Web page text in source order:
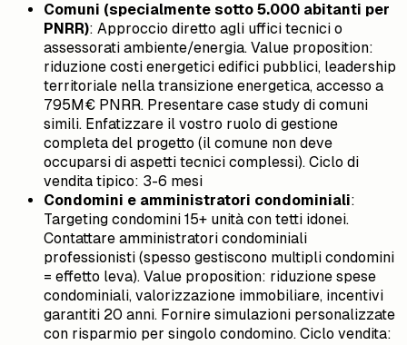
Comuni (specialmente sotto 5.000 abitanti per
PNRR): Approccio diretto agli uffici tecnici o
assessorati ambiente/energia. Value proposition:
riduzione costi energetici edifici pubblici, leadership
territoriale nella transizione energetica, accesso a
795M€ PNRR. Presentare case study di comuni
simili. Enfatizzare il vostro ruolo di gestione
completa del progetto (il comune non deve
occuparsi di aspetti tecnici complessi). Ciclo di
vendita tipico: 3-6 mesi
Condomini e amministratori condominiali:
Targeting condomini 15+ unità con tetti idonei.
Contattare amministratori condominiali
professionisti (spesso gestiscono multipli condomini
= effetto leva). Value proposition: riduzione spese
condominiali, valorizzazione immobiliare, incentivi
garantiti 20 anni. Fornire simulazioni personalizzate
con risparmio per singolo condomino. Ciclo vendita: